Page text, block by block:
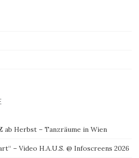
ab Herbst – Tanzräume in Wien
– Video H.A.U.S. @ Infoscreens 2026